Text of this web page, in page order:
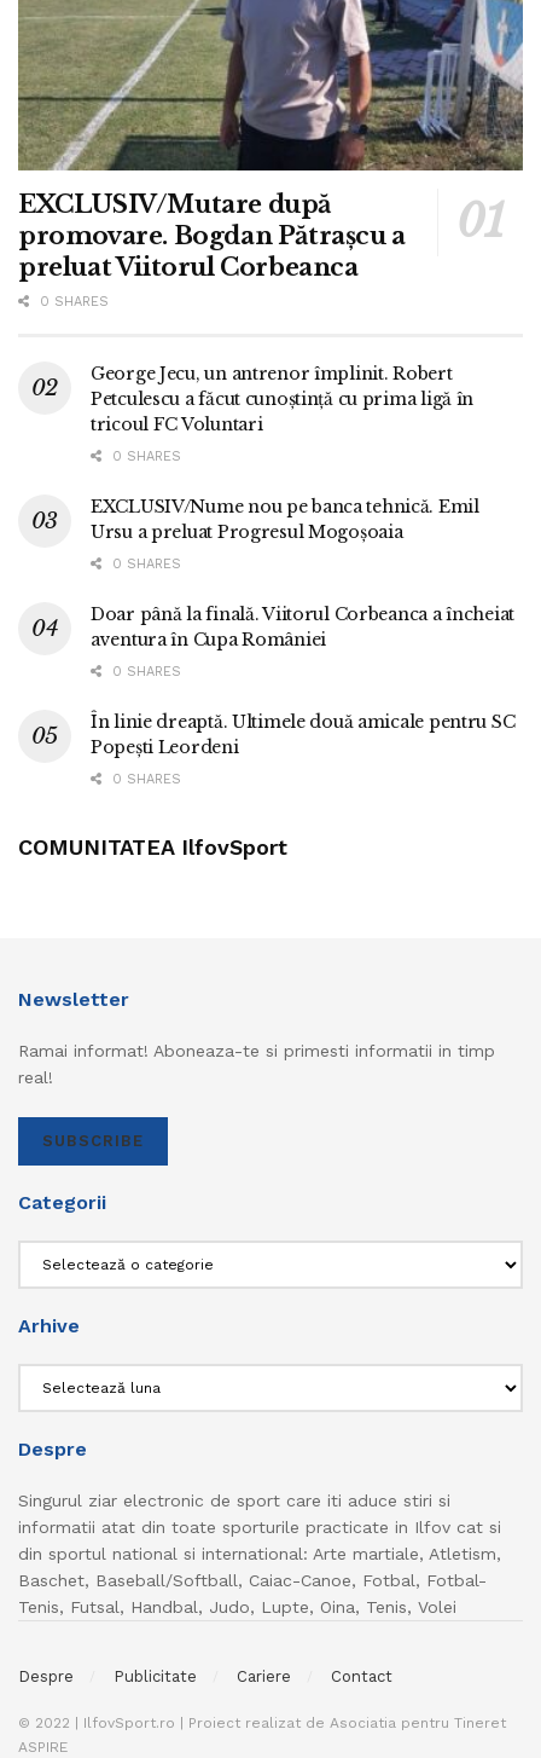
EXCLUSIV/Mutare după
promovare. Bogdan Pătrașcu a
preluat Viitorul Corbeanca
0 SHARES
George Jecu, un antrenor împlinit. Robert
Petculescu a făcut cunoștință cu prima ligă în
tricoul FC Voluntari
0 SHARES
EXCLUSIV/Nume nou pe banca tehnică. Emil
Ursu a preluat Progresul Mogoșoaia
0 SHARES
Doar până la finală. Viitorul Corbeanca a încheiat
aventura în Cupa României
0 SHARES
În linie dreaptă. Ultimele două amicale pentru SC
Popești Leordeni
0 SHARES
COMUNITATEA IlfovSport
Newsletter
Ramai informat! Aboneaza-te si primesti informatii in timp
real!
SUBSCRIBE
Categorii
Arhive
Despre
Singurul ziar electronic de sport care iti aduce stiri si
informatii atat din toate sporturile practicate in Ilfov cat si
din sportul national si international: Arte martiale, Atletism,
Baschet, Baseball/Softball, Caiac-Canoe, Fotbal, Fotbal-
Tenis, Futsal, Handbal, Judo, Lupte, Oina, Tenis, Volei
Despre Publicitate Cariere Contact
© 2022 | IlfovSport.ro | Proiect realizat de Asociatia pentru Tineret
ASPIRE